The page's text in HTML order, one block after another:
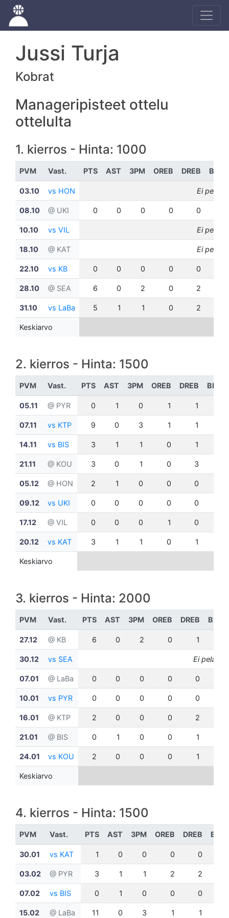
Jussi Turja
Kobrat
Manageripisteet ottelu
ottelulta
1. kierros - Hinta: 1000
PVM Vast. PTS AST 3PM OREB DREB BLK
03.10 vs HON Ei
08.10 @ UKI 0 0 0 0 0
10.10 vs VIL Ei
18.10 @ KAT Ei
22.10 vs KB 0 0 0 0 0
28.10 @ SEA 6 0 2 0 2
31.10 vs LaBa 5 1 1 0 2
Keskiarvo
2. kierros - Hinta: 1500
PVM Vast. PTS AST 3PM OREB DREB BLK
05.11 @ PYR 0 1 0 1 1
07.11 vs KTP 9 0 3 1 1
14.11 vs BIS 3 1 1 0 1
21.11 @ KOU 3 0 1 0 3
05.12 @ HON 2 1 0 0 0
09.12 vs UKI 0 0 0 0 0
17.12 @ VIL 0 0 0 1 0
20.12 vs KAT 3 1 1 0 1
Keskiarvo
3. kierros - Hinta: 2000
PVM Vast. PTS AST 3PM OREB DREB BLK
27.12 @ KB 6 0 2 0 1
30.12 vs SEA Ei
07.01 @ LaBa 0 0 0 0 0
10.01 vs PYR 0 0 0 0 0
16.01 @ KTP 2 0 0 0 2
21.01 @ BIS 0 1 0 0 1
24.01 vs KOU 2 0 0 0 1
Keskiarvo
4. kierros - Hinta: 1500
PVM Vast. PTS AST 3PM OREB DREB BLK
30.01 vs KAT 1 0 0 0 0
03.02 @ PYR 3 1 1 2 2
07.02 vs BIS 0 1 0 0 0
15.02 @ LaBa 11 0 3 1 1